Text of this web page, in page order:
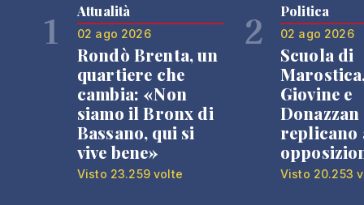
1 Attualità
02 ago 2026
Rondò Brenta, un
quartiere che
cambia: «Non
siamo il Bronx di
Bassano, qui si
vive bene»
Visto 23.259 volte
2 Politica
02 ago 2026
Scuola di
Giovine e
Donazzan
replicano
Visto 20.253